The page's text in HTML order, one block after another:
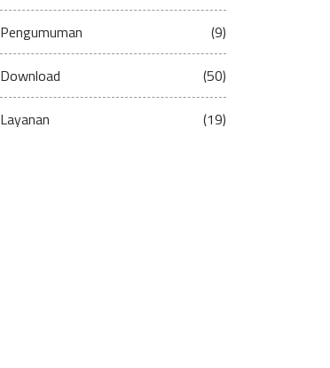
Pengumuman (9)
Download (50)
Layanan (19)